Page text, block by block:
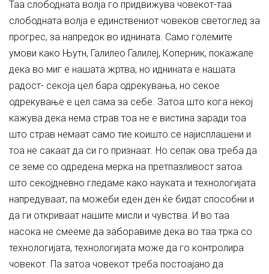
Таа слободната волја го придвижува човекот-таа
слободната волја е единствениот човеков светоглед за
прогрес, за напредок во иднината. Само големите
умови како Њутн, Галилео Галилеј, Коперник, покажале
дека во миг е нашата жртва, но иднината е нашата
радост- секоја цел бара одрекувања, но секое
одрекување е цел сама за себе. Затоа што кога некој
кажува дека нема страв тоа не е вистина заради тоа
што страв немаат само тие коишто се најисплашени и
тоа не сакаат да си го признаат. Но сепак ова треба да
се земе со одредена мерка на претпазливост затоа
што секојдневно гледаме како науката и технологијата
напредуваат, па можеби еден ден ќе бидат способни и
да ги откриваат нашите мисли и чувства. И во таа
насока не смееме да заборавиме дека во таа трка со
технологијата, технологијата може да го контролира
човекот. Па затоа човекот треба постоајано да